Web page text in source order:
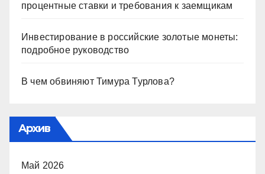
процентные ставки и требования к заемщикам
Инвестирование в российские золотые монеты:
подробное руководство
В чем обвиняют Тимура Турлова?
Архив
Май 2026